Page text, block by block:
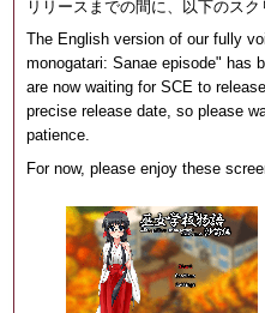
リリースまでの間に、以下のス
The English version of our fully
monogatari: Sanae episode" has
are now waiting for SCE to
precise release date, so please
patience.
For now, please enjoy these